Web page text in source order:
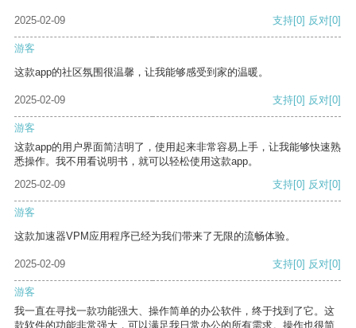
2025-02-09 支持[0] 反对[0]
游客
这款app的社区氛围很温馨，让我能够感受到家的温暖。
2025-02-09 支持[0] 反对[0]
游客
这款app的用户界面简洁明了，使用起来非常容易上手，让我能够快速熟
悉操作。我不用看说明书，就可以轻松使用这款app。
2025-02-09
支持[0] 反对[0]
游客
这款加速器VPM应用程序已经为我们带来了无限的流畅体验。
2025-02-09 支持[0] 反对[0]
游客
我一直在寻找一款功能强大、操作简单的办公软件，终于找到了它。这
款软件的功能非常强大，可以满足我日常办公的所有需求。操作也很简